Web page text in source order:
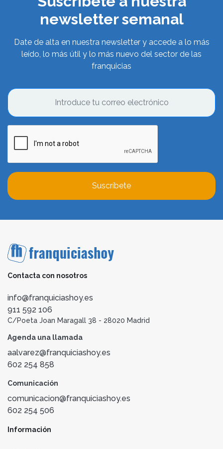
newsletter semanal
Date de alta en nuestra newsletter y accede a lo más
leído, lo más útil y lo más nuevo del sector de las
franquicias
Suscríbete
Contacta con nosotros
info@franquiciashoy.es
911 592 106
C/Poeta Joan Maragall 38 - 28020 Madrid
Agenda una llamada
aalvarez@franquiciashoy.es
602 254 858
Comunicación
comunicacion@franquiciashoy.es
602 254 506
Información